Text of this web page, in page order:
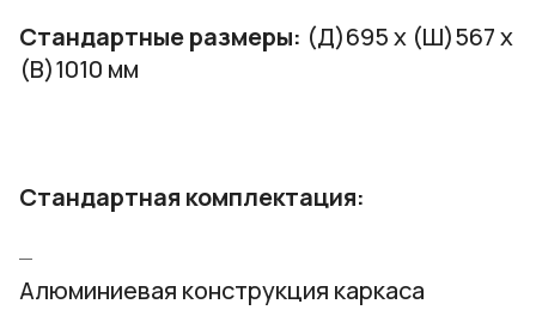
Стандартные размеры: (Д)695 х (Ш)567 х
(В)1010 мм
Стандартная комплектация:
Алюминиевая конструкция каркаса